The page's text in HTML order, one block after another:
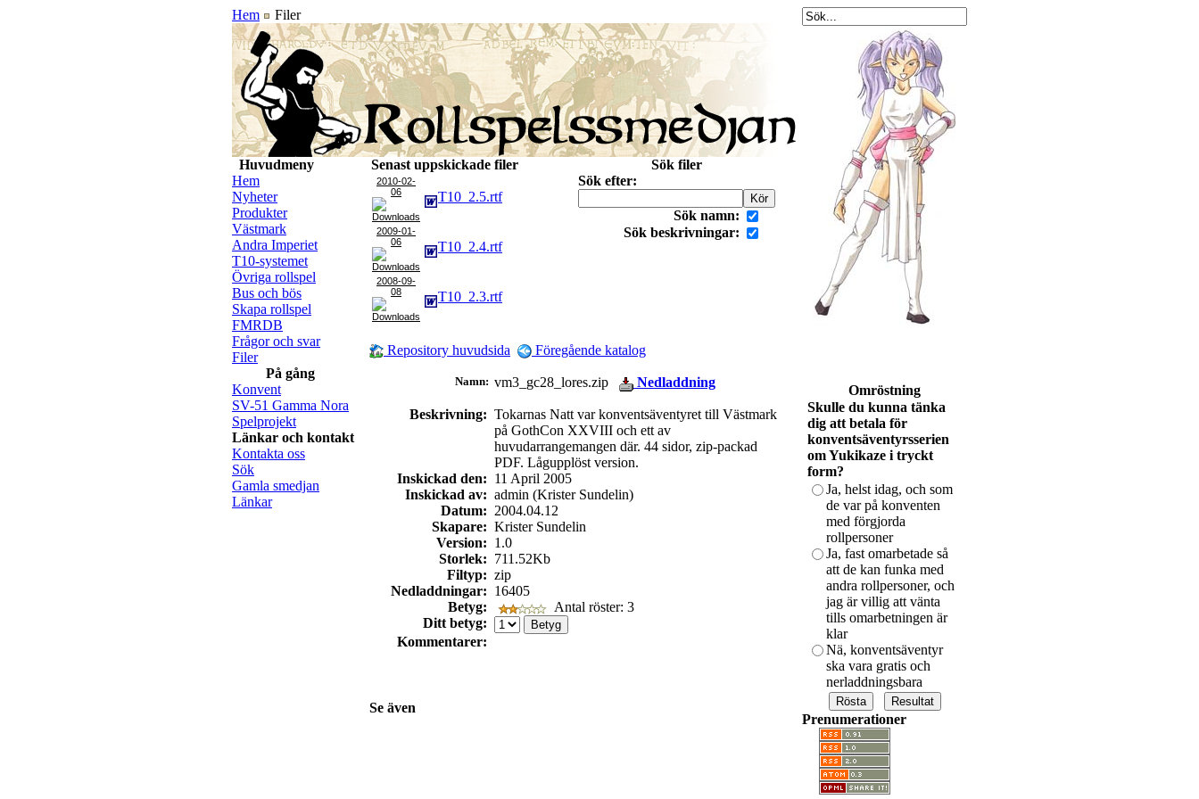
Hem Filer
Huvudmeny
Hem
Nyheter
Produkter
Västmark
Andra Imperiet
T10-systemet
Övriga rollspel
Bus och bös
Skapa rollspel
FMRDB
Frågor och svar
Filer
På gång
Konvent
SV-51 Gamma Nora
Spelprojekt
Länkar och kontakt
Kontakta oss
Sök
Gamla smedjan
Länkar
Senast uppskickade filer
2010-02-
06
T10_2.5.rtf
2009-01-
06
T10_2.4.rtf
2008-09-
08
T10_2.3.rtf
Sök filer
Sök efter:
Sök namn:
Sök beskrivningar:
Repository huvudsida Föregående katalog
Namn: vm3_gc28_lores.zip Nedladdning
Beskrivning: Tokarnas Natt var konventsäventyret till Västmark
på GothCon XXVIII och ett av
huvudarrangemangen där. 44 sidor, zip-packad
PDF. Lågupplöst version.
Inskickad den: 11 April 2005
Inskickad av: admin (Krister Sundelin)
Datum: 2004.04.12
Skapare: Krister Sundelin
Version: 1.0
Storlek: 711.52Kb
Filtyp: zip
Nedladdningar: 16405
Betyg:
Antal röster: 3
Ditt betyg:
Kommentarer:
Se även
Omröstning
Skulle du kunna tänka
dig att betala för
konventsäventyrsserien
om Yukikaze i tryckt
form?
Ja, helst idag, och som
de var på konventen
med förgjorda
rollpersoner
Ja, fast omarbetade så
att de kan funka med
andra rollpersoner, och
jag är villig att vänta
tills omarbetningen är
klar
Nä, konventsäventyr
ska vara gratis och
nerladdningsbara
Prenumerationer